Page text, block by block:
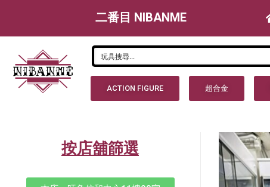
二番目 NIBANME
ACTION FIGURE 超合金
按店舖篩選